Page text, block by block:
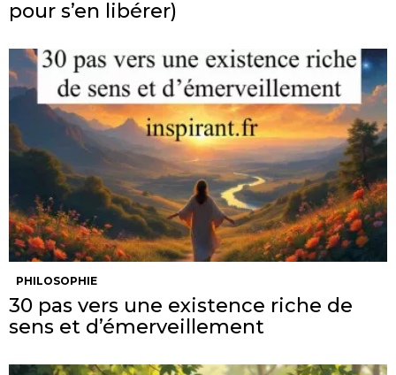
pour s’en libérer)
PHILOSOPHIE
30 pas vers une existence riche de
sens et d’émerveillement